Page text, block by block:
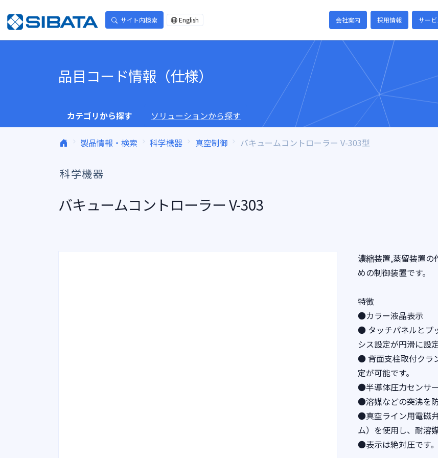
サイト内検索 English 会社案内 採用情報 サー
品目コード情報（仕様）
カテゴリから探す ソリューションから探す
製品情報・検索 科学機器 真空制御 バキュームコントローラー V-303型
科学機器
バキュームコントローラー V-303
濃縮装置,蒸留装置の
めの制御装置です。
特徴
●カラー液晶表示
● タッチパネルとプ
シス設定が円滑に設
● 背面支柱取付クラ
定が可能です。
●半導体圧力センサ
●溶媒などの突沸を
●真空ライン用電磁
ム）を使用し、耐溶
●表示は絶対圧です。